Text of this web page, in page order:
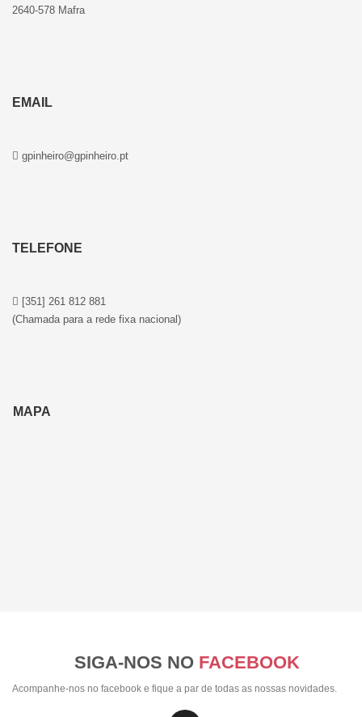
2640-578 Mafra
EMAIL
gpinheiro@gpinheiro.pt
TELEFONE
[351] 261 812 881
(Chamada para a rede fixa nacional)
MAPA
SIGA-NOS NO FACEBOOK
Acompanhe-nos no facebook e fique a par de todas as nossas novidades.